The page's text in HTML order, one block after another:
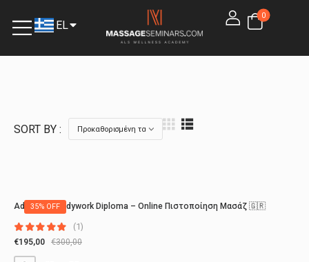
EL
EN
0
SORT BY :
35% OFF
Advanced Bodywork Diploma – Online Πιστοποίηση Μασάζ 🇬🇷
(1)
€195,00 €300,00